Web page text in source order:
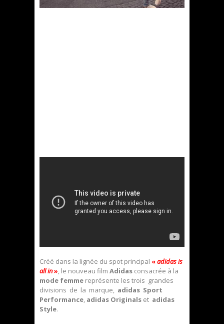
Créé dans la lignée du spot principal «adidas is
all in», le nouveau film Adidas consacrée à la
mode femme représente les trois grandes
divisions de la marque, adidas Sport
Performance, adidas Originals et adidas
Style.